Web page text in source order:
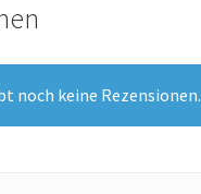
noch keine Rezensionen.